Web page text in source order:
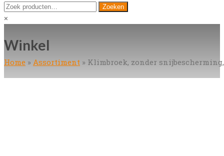
Open
Mobile
Zoeken
naar:
Zoeken
×
Winkel
Home » Assortiment » Klimbroek, zonder snijbescherming,